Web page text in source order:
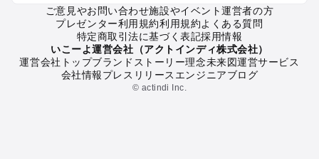
山梨の定番お出かけスポット
山梨の遊園地
山梨の動物園
山梨のバーベキュー
ご意見やお問い合わせ施設やイベント運営者の方
プレゼンター利用規約利用規約よくある質問
特定商取引法に基づく表記採用情報
いこーよ運営会社（アクトインディ株式会社）
運営会社トップブランドストーリー理念未来図運営サービス
会社情報プレスリリース エンジニアブログ
© actindi Inc.